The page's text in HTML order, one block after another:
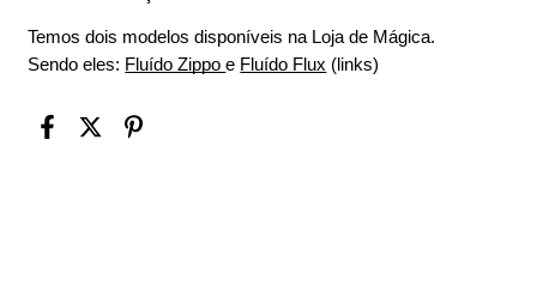
Temos dois modelos disponíveis na Loja de Mágica.
Sendo eles: Fluído Zippo e Fluído Flux (links)